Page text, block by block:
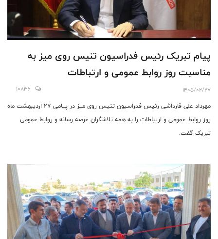
پیام تبریک رئیس فدراسیون تنیس روی میز به
مناسبت روز روابط عمومی و ارتباطات
1405/02/27
10836
مهرداد علی قارداشی رئیس فدراسیون تنیس روی میز در پیامی ۲۷ اردیبهشت ماه
روز روابط عمومی و ارتباطات را به همه تلاشگران عرصه رسانه و روابط عمومی
تبریک گفت.